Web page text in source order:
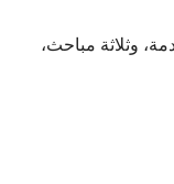
وثلاثة مباحث،